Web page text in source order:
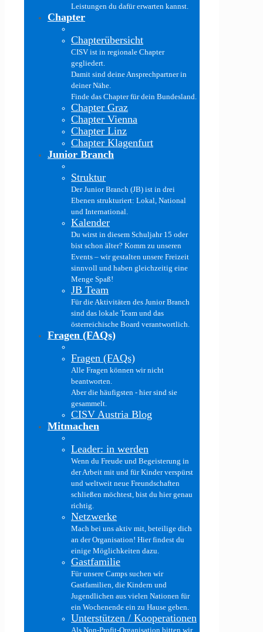
Leistungen du dafür erwarten kannst.
Chapter
Chapterübersicht
CISV ist in regionale Chapter
gegliedert.
Damit sind deine Ansprechpartner in
deiner Nähe.
Finde das Chapter für dein Bundesland.
Chapter Graz
Chapter Vienna
Chapter Linz
Chapter Klagenfurt
Junior Branch
Struktur
Der Junior Branch (JB) ist in drei
Ebenen strukturiert: Lokal, National
und International.
Kalender
Du wirst in diesem Schuljahr 15 oder
bist schon älter? Komm zu unseren
Events – wir gestalten unsere Freizeit
sinnvoll und haben gleichzeitig eine
Menge Spaß!
JB Team
Für die Aktivitäten des Junior Branch
sind das lokale Team und das
österreichische Board verantwortlich.
Fragen (FAQs)
Fragen (FAQs)
Alle Fragen können wir nicht
beantworten.
Aber die häufigsten - hier sind sie
gesammelt.
CISV Austria Blog
Mitmachen
Leader: in werden
Wenn du Freude und Begeisterung in
der Arbeit mit und für Kinder verspürst
und weltweit neue Freundschaften
schließen möchtest, bist du hier genau
richtig.
Netzwerke
Mach bei uns aktiv mit, beteilige dich
an der Organisation! Hier findest du
einige Möglichkeiten dazu.
Gastfamilie
Für unsere Camps suchen wir
Gastfamilien, die Kindern und
Jugendlichen aus vielen Nationen für
ein Wochenende ein zu Hause geben.
Unterstützen / Kooperationen
Als Non-Profit-Organisation bitten wir